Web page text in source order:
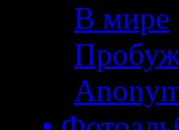
В мире